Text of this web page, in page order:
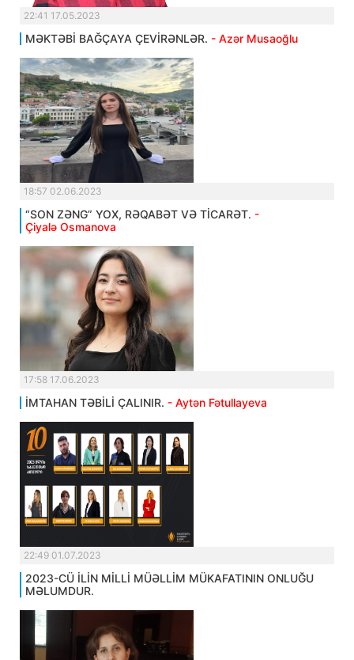
22:41 17.05.2023
MƏKTƏBİ BAĞÇAYA ÇEVİRƏNLƏR. - Azər Musaoğlu
18:57 02.06.2023
“SON ZƏNG” YOX, RƏQABƏT VƏ TİCARƏT. -
Çiyalə Osmanova
17:58 17.06.2023
İMTAHAN TƏBİLİ ÇALINIR. - Aytən Fətullayeva
22:49 01.07.2023
2023-CÜ İLİN MİLLİ MÜƏLLİM MÜKAFATININ ONLUĞU
MƏLUMDUR.